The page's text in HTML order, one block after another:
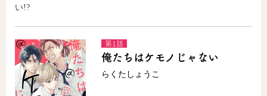
い!?
第1話
俺たちはケモノじゃない
らくたしょうこ